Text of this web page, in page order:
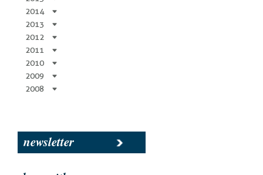
2014
2013
2012
2011
2010
2009
2008
newsletter